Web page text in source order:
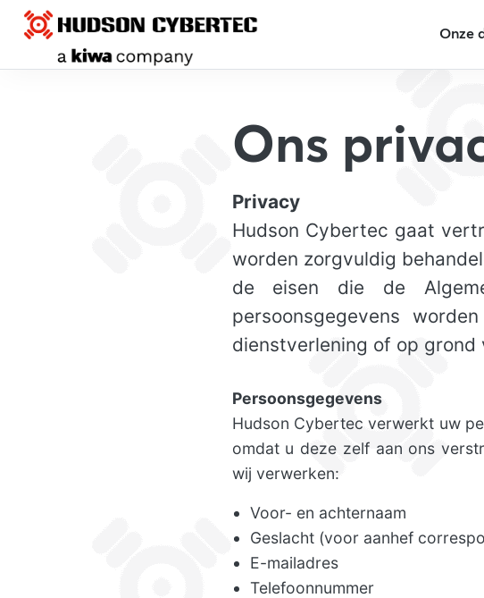
Onze
Ons
Privacy
Hudson Cybertec gaat
worden zorgvuldig
de eisen die de
persoonsgegevens
dienstverlening of op
Persoonsgegevens
Hudson Cybertec verwerkt uw
omdat u deze zelf aan ons
wij verwerken:
Voor- en achternaam
Geslacht (voor aanhef
E-mailadres
Telefoonnummer